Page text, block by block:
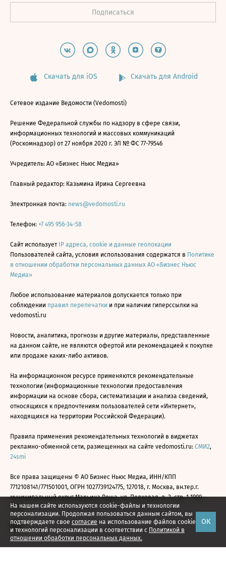
На нашем сайте используются cookie-файлы и технологии
персонализации. Продолжая пользоваться данным сайтом, вы
подтверждаете свое согласие на использование файлов cookie
и технологий персонализации в соответствии с Политикой в
отношении обработки персональных данных.
ОК
Скачать для iOS Скачать для Android
Сетевое издание Ведомости (Vedomosti)
Решение Федеральной службы по надзору в сфере связи,
информационных технологий и массовых коммуникаций
(Роскомнадзор) от 27 ноября 2020 г. ЭЛ № ФС 77-79546
Учредитель: АО «Бизнес Ньюс Медиа»
Главный редактор: Казьмина Ирина Сергеевна
Электронная почта: news@vedomosti.ru
Телефон: +7 495 956-34-58
Сайт использует IP адреса, cookie и данные геолокации
Пользователей сайта, условия использования содержатся в Политике
в отношении обработки персональных данных АО «Бизнес Ньюс
Медиа»
Любое использование материалов допускается только при
соблюдении правил перепечатки и при наличии гиперссылки на
vedomosti.ru
Новости, аналитика, прогнозы и другие материалы, представленные
на данном сайте, не являются офертой или рекомендацией к покупке
или продаже каких-либо активов.
На информационном ресурсе применяются рекомендательные
технологии (информационные технологии предоставления
информации на основе сбора, систематизации и анализа сведений,
относящихся к предпочтениям пользователей сети «Интернет»,
находящихся на территории Российской Федерации).
Правила применения рекомендательных технологий в виджетах
рекламно-обменной сети, размещенных на сайте vedomosti.ru: СМИ2,
24smi
Все права защищены © АО Бизнес Ньюс Медиа, ИНН/КПП
7712108141/771501001, ОГРН 1027739124775, 127018, г. Москва, вн.тер.г.
муниципальный округ Марьина Роща, ул. Полковая, д. 3, стр. 1 1999—
2026